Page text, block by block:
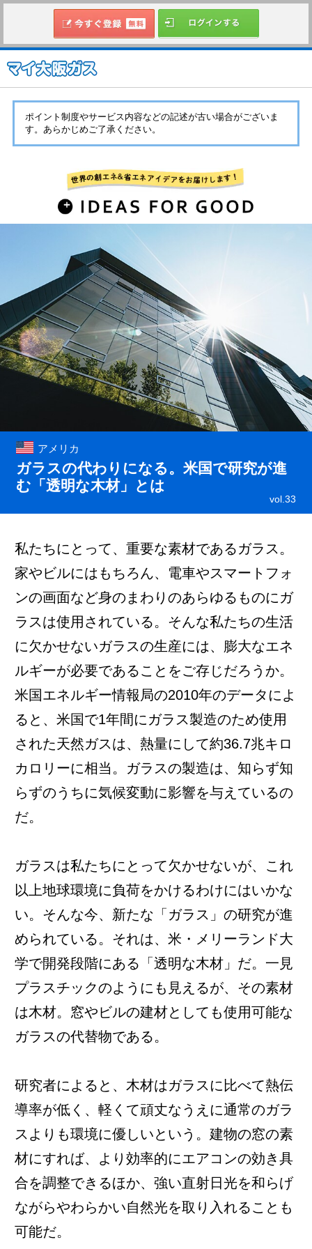
ポイント制度やサービス内容などの記述が古い場合がございま
す。あらかじめご了承ください。
アメリカ
ガラスの代わりになる。米国で研究が進
む「透明な木材」とは
vol.33
私たちにとって、重要な素材であるガラス。
家やビルにはもちろん、電車やスマートフォ
ンの画面など身のまわりのあらゆるものにガ
ラスは使用されている。そんな私たちの生活
に欠かせないガラスの生産には、膨大なエネ
ルギーが必要であることをご存じだろうか。
米国エネルギー情報局の2010年のデータによ
ると、米国で1年間にガラス製造のため使用
された天然ガスは、熱量にして約36.7兆キロ
カロリーに相当。ガラスの製造は、知らず知
らずのうちに気候変動に影響を与えているの
だ。
ガラスは私たちにとって欠かせないが、これ
以上地球環境に負荷をかけるわけにはいかな
い。そんな今、新たな「ガラス」の研究が進
められている。それは、米・メリーランド大
学で開発段階にある「透明な木材」だ。一見
プラスチックのようにも見えるが、その素材
は木材。窓やビルの建材としても使用可能な
ガラスの代替物である。
研究者によると、木材はガラスに比べて熱伝
導率が低く、軽くて頑丈なうえに通常のガラ
スよりも環境に優しいという。建物の窓の素
材にすれば、より効率的にエアコンの効き具
合を調整できるほか、強い直射日光を和らげ
ながらやわらかい自然光を取り入れることも
可能だ。